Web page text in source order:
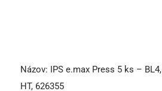
Názov:
IPS e.max Press 5 ks – BL4,
HT, 626355